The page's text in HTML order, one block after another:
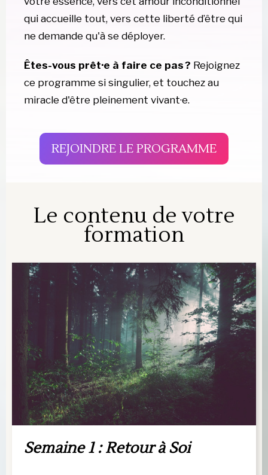
qui accueille tout, vers cette liberté d’être qui
ne demande qu'à se déployer.
Êtes-vous prêt·e à faire ce pas ? Rejoignez
ce programme si singulier, et touchez au
miracle d'être pleinement vivant·e.
REJOINDRE LE PROGRAMME
Le contenu de votre
formation
Semaine 1 : Retour à Soi